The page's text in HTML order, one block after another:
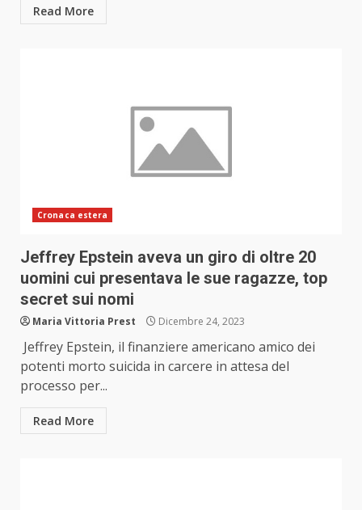
Read More
Cronaca estera
Jeffrey Epstein aveva un giro di oltre 20
uomini cui presentava le sue ragazze, top
secret sui nomi
Maria Vittoria Prest Dicembre 24, 2023
Jeffrey Epstein, il finanziere americano amico dei
potenti morto suicida in carcere in attesa del
processo per...
Read More